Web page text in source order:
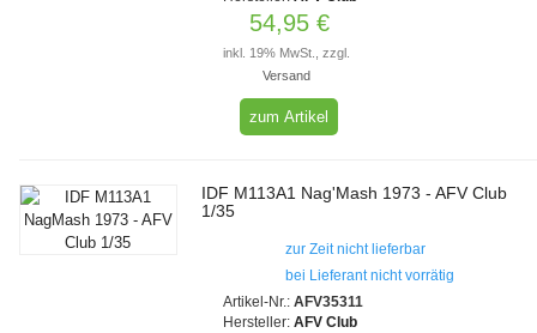
54,95 €
inkl. 19% MwSt., zzgl.
Versand
zum Artikel
IDF M113A1 Nag'Mash 1973 - AFV Club
1/35
zur Zeit nicht lieferbar
bei Lieferant nicht vorrätig
Artikel-Nr.: AFV35311
Hersteller: AFV Club